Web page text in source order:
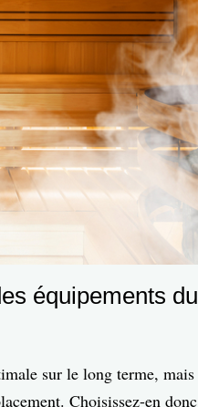
équipements du
sur le long terme,
Choisissez-en